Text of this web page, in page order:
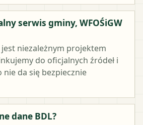
serwis gminy, WFOŚiGW
niezależnym projektem
do oficjalnych źródeł i
nie da się bezpiecznie
dane BDL?